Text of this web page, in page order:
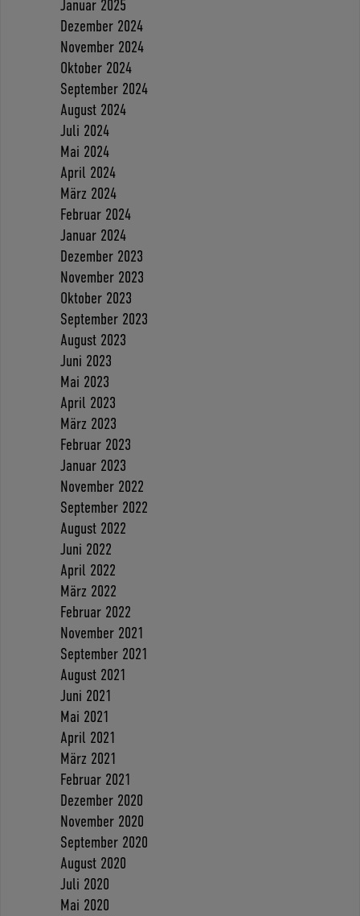
Januar 2025
Dezember 2024
November 2024
Oktober 2024
September 2024
August 2024
Juli 2024
Mai 2024
April 2024
März 2024
Februar 2024
Januar 2024
Dezember 2023
November 2023
Oktober 2023
September 2023
August 2023
Juni 2023
Mai 2023
April 2023
März 2023
Februar 2023
Januar 2023
November 2022
September 2022
August 2022
Juni 2022
April 2022
März 2022
Februar 2022
November 2021
September 2021
August 2021
Juni 2021
Mai 2021
April 2021
März 2021
Februar 2021
Dezember 2020
November 2020
September 2020
August 2020
Juli 2020
Mai 2020